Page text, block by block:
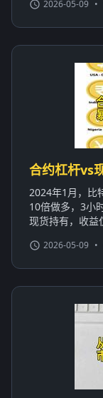
2026-05-09 •
合约杠杆vs
2024年1月，比
10倍做多，3小
现货持有，收益
2026-05-09 •